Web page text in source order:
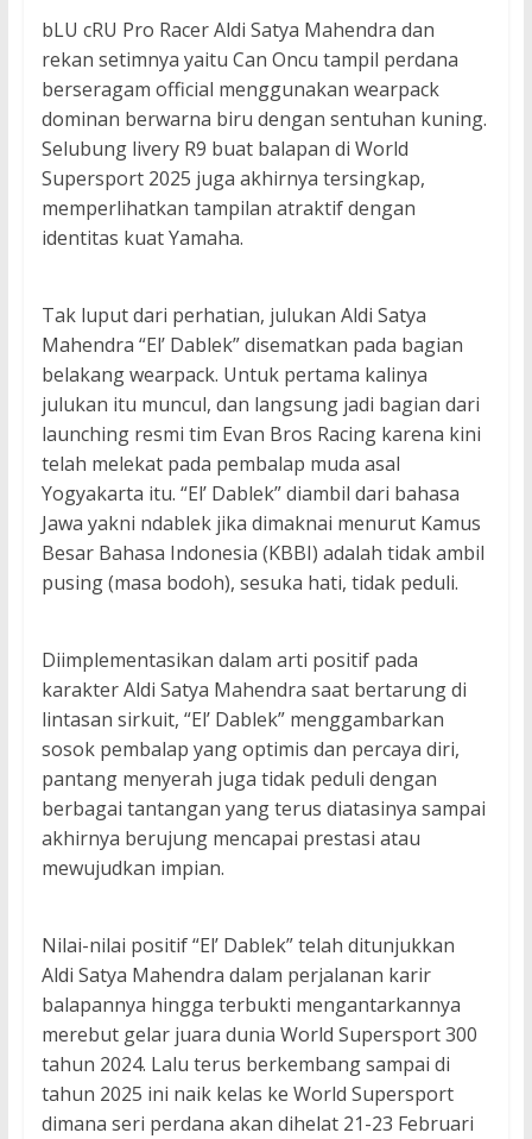
bLU cRU Pro Racer Aldi Satya Mahendra dan
rekan setimnya yaitu Can Oncu tampil perdana
berseragam official menggunakan wearpack
dominan berwarna biru dengan sentuhan kuning.
Selubung livery R9 buat balapan di World
Supersport 2025 juga akhirnya tersingkap,
memperlihatkan tampilan atraktif dengan
identitas kuat Yamaha.
Tak luput dari perhatian, julukan Aldi Satya
Mahendra “El’ Dablek” disematkan pada bagian
belakang wearpack. Untuk pertama kalinya
julukan itu muncul, dan langsung jadi bagian dari
launching resmi tim Evan Bros Racing karena kini
telah melekat pada pembalap muda asal
Yogyakarta itu. “El’ Dablek” diambil dari bahasa
Jawa yakni ndablek jika dimaknai menurut Kamus
Besar Bahasa Indonesia (KBBI) adalah tidak ambil
pusing (masa bodoh), sesuka hati, tidak peduli.
Diimplementasikan dalam arti positif pada
karakter Aldi Satya Mahendra saat bertarung di
lintasan sirkuit, “El’ Dablek” menggambarkan
sosok pembalap yang optimis dan percaya diri,
pantang menyerah juga tidak peduli dengan
berbagai tantangan yang terus diatasinya sampai
akhirnya berujung mencapai prestasi atau
mewujudkan impian.
Nilai-nilai positif “El’ Dablek” telah ditunjukkan
Aldi Satya Mahendra dalam perjalanan karir
balapannya hingga terbukti mengantarkannya
merebut gelar juara dunia World Supersport 300
tahun 2024. Lalu terus berkembang sampai di
tahun 2025 ini naik kelas ke World Supersport
dimana seri perdana akan dihelat 21-23 Februari